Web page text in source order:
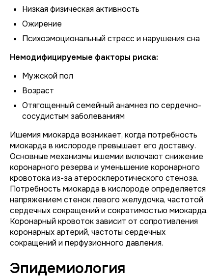
Низкая физическая активность
Ожирение
Психоэмоциональный стресс и нарушения сна
Немодифицируемые факторы риска:
Мужской пол
Возраст
Отягощенный семейный анамнез по сердечно-
сосудистым заболеваниям
Ишемия миокарда возникает, когда потребность
миокарда в кислороде превышает его доставку.
Основные механизмы ишемии включают снижение
коронарного резерва и уменьшение коронарного
кровотока из-за атеросклеротического стеноза.
Потребность миокарда в кислороде определяется
напряжением стенок левого желудочка, частотой
сердечных сокращений и сократимостью миокарда.
Коронарный кровоток зависит от сопротивления
коронарных артерий, частоты сердечных
сокращений и перфузионного давления.
Эпидемиология